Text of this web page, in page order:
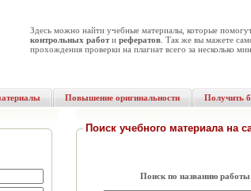
Здесь можно найти учебные материалы, которые
контрольных работи рефератов . Так же вы мажете
прохождения проверки на плагиат всего за несколько
Повышение оригинальности Получить
Поиск учебного материала на
Поиск по названию работы